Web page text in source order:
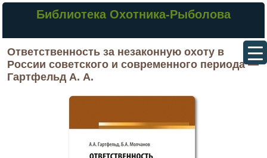
Библиотека Охотника-Рыболова
Ответственность за незаконную охоту в
России советского и современного периода —
Гартфельд А. А.